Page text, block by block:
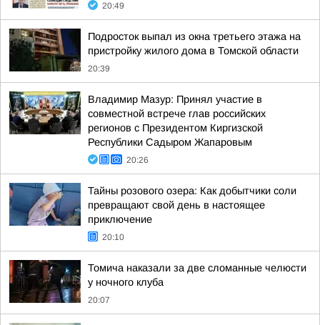
20:49
Подросток выпал из окна третьего этажа на
пристройку жилого дома в Томской области
20:39
Владимир Мазур: Принял участие в
совместной встрече глав российских
регионов с Президентом Киргизской
Республики Садыром Жапаровым
20:26
Тайны розового озера: Как добытчики соли
превращают свой день в настоящее
приключение
20:10
Томича наказали за две сломанные челюсти
у ночного клуба
20:07